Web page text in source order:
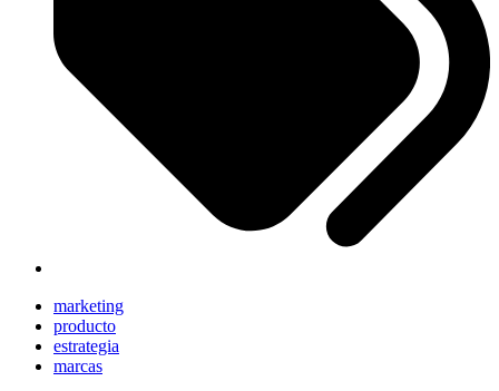
marketing
producto
estrategia
marcas